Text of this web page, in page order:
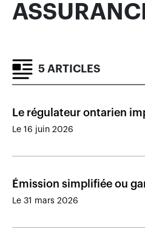
5 ARTICLES
Le régulateur ontarien
Le 16 juin 2026
Émission simplifiée ou
Le 31 mars 2026